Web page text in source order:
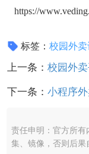
https://
标签：校园外
上一条： 校园外
下一条： 小程序
责任申明：官方所有
集、镜像，否则后果